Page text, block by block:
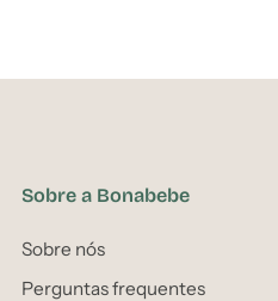
Sobre a Bonabebe
Sobre nós
Perguntas frequentes